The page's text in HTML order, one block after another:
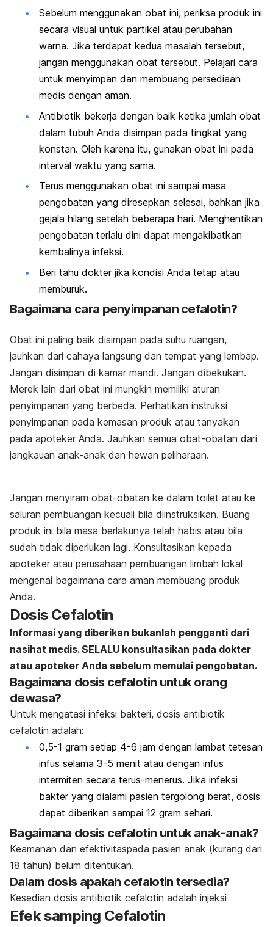
Sebelum menggunakan obat ini, periksa produk ini
secara visual untuk partikel atau perubahan
warna. Jika terdapat kedua masalah tersebut,
jangan menggunakan obat tersebut. Pelajari cara
untuk menyimpan dan membuang persediaan
medis dengan aman.
Antibiotik bekerja dengan baik ketika jumlah obat
dalam tubuh Anda disimpan pada tingkat yang
konstan. Oleh karena itu, gunakan obat ini pada
interval waktu yang sama.
Terus menggunakan obat ini sampai masa
pengobatan yang diresepkan selesai, bahkan jika
gejala hilang setelah beberapa hari. Menghentikan
pengobatan terlalu dini dapat mengakibatkan
kembalinya infeksi.
Beri tahu dokter jika kondisi Anda tetap atau
memburuk.
Bagaimana cara penyimpanan cefalotin?
Obat ini paling baik disimpan pada suhu ruangan,
jauhkan dari cahaya langsung dan tempat yang lembap.
Jangan disimpan di kamar mandi. Jangan dibekukan.
Merek lain dari obat ini mungkin memiliki aturan
penyimpanan yang berbeda. Perhatikan instruksi
penyimpanan pada kemasan produk atau tanyakan
pada apoteker Anda. Jauhkan semua obat-obatan dari
jangkauan anak-anak dan hewan peliharaan.
Jangan menyiram obat-obatan ke dalam toilet atau ke
saluran pembuangan kecuali bila diinstruksikan. Buang
produk ini bila masa berlakunya telah habis atau bila
sudah tidak diperlukan lagi. Konsultasikan kepada
apoteker atau perusahaan pembuangan limbah lokal
mengenai bagaimana cara aman membuang produk
Anda.
Dosis Cefalotin
Informasi yang diberikan bukanlah pengganti dari
nasihat medis. SELALU konsultasikan pada dokter
atau apoteker Anda sebelum memulai pengobatan.
Bagaimana dosis cefalotin untuk orang
dewasa?
Untuk mengatasi infeksi bakteri, dosis antibiotik
cefalotin adalah:
0,5-1 gram setiap 4-6 jam dengan lambat tetesan
infus selama 3-5 menit atau dengan infus
intermiten secara terus-menerus. Jika infeksi
bakter yang dialami pasien tergolong berat, dosis
dapat diberikan sampai 12 gram sehari.
Bagaimana dosis cefalotin untuk anak-anak?
Keamanan dan efektivitaspada pasien anak (kurang dari
18 tahun) belum ditentukan.
Dalam dosis apakah cefalotin tersedia?
Kesedian dosis antibiotik cefalotin adalah injeksi
Efek samping Cefalotin